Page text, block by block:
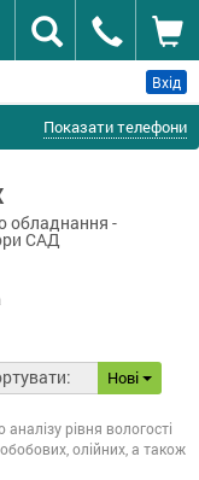
Вхід
Показати телефони
обладнання -
САД
Нові
рівня вологості
олійних, а також